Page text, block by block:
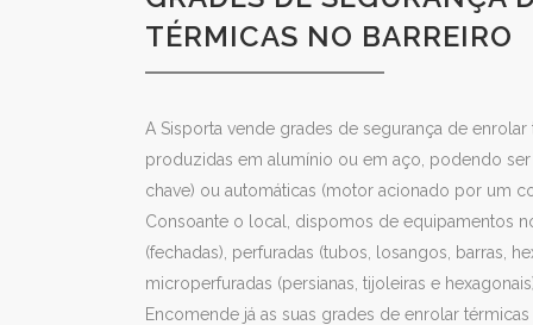
TÉRMICAS NO BARREIRO
A Sisporta vende grades de segurança de enrolar
produzidas em alumínio ou em aço, podendo
chave) ou automáticas (motor acionado por um
Consoante o local, dispomos de equipamentos
(fechadas), perfuradas (tubos, losangos, barras,
microperfuradas (persianas, tijoleiras e
Encomende já as suas grades de enrolar